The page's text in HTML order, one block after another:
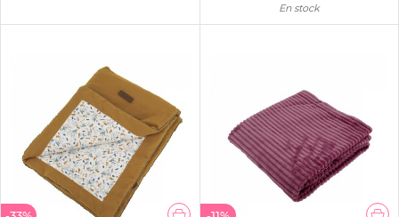
En stock